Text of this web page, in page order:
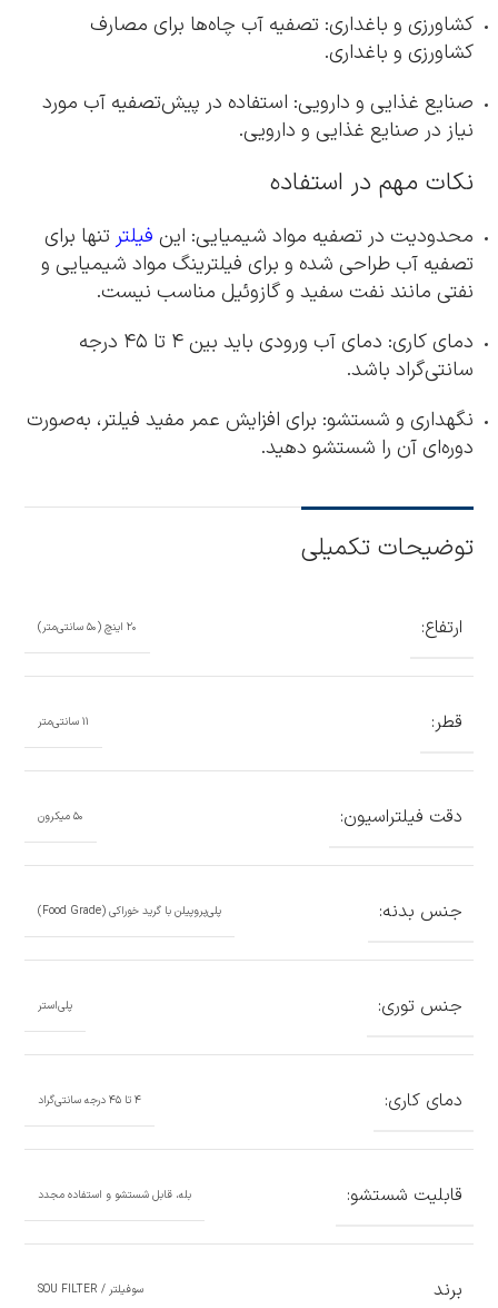
کشاورزی و باغداری: تصفیه آب چاه‌ها برای مصارف
کشاورزی و باغداری.
صنایع غذایی و دارویی: استفاده در پیش‌تصفیه آب مورد
نیاز در صنایع غذایی و دارویی.
نکات مهم در استفاده
محدودیت در تصفیه مواد شیمیایی: این فیلتر تنها برای
تصفیه آب طراحی شده و برای فیلترینگ مواد شیمیایی و
نفتی مانند نفت سفید و گازوئیل مناسب نیست.
دمای کاری: دمای آب ورودی باید بین ۴ تا ۴۵ درجه
سانتی‌گراد باشد.
نگهداری و شستشو: برای افزایش عمر مفید فیلتر، به‌صورت
دوره‌ای آن را شستشو دهید.
توضیحات تکمیلی
ارتفاع: ۲۰ اینچ (۵۰ سانتی‌متر)
قطر: ۱۱ سانتی‌متر
دقت فیلتراسیون: ۵۰ میکرون
جنس بدنه: پلی‌پروپیلن با گرید خوراکی (Food Grade)
جنس توری: پلی‌استر
دمای کاری: ۴ تا ۴۵ درجه سانتی‌گراد
قابلیت شستشو: بله، قابل شستشو و استفاده مجدد
برند سوفیلتر / SOU FILTER